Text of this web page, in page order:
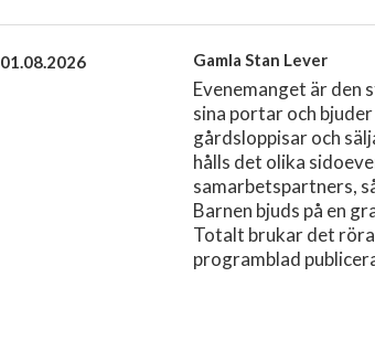
01.08.2026 Gamla Stan Lever
Evenemanget är den
sina portar och
gårdsloppisar och
hålls det olika
samarbetspartners,
Barnen bjuds på en
Totalt brukar det
programblad